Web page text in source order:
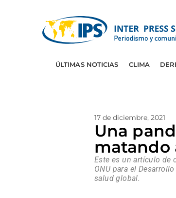
ÚLTIMAS NOTICIAS CLIMA
17 de diciembre, 2021
Una
matando
Este es un artículo de
ONU para el
salud global.